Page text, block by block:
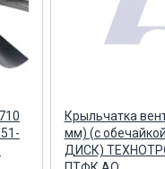
Крыльчатка
мм) (с
ДИСК)